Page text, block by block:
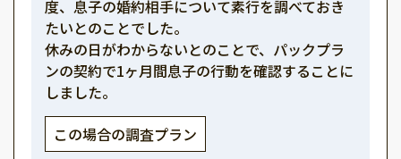
度、息子の婚約相手について素行を調べておき
たいとのことでした。
休みの日がわからないとのことで、パックプラ
ンの契約で1ヶ月間息子の行動を確認することに
しました。
この場合の調査プラン